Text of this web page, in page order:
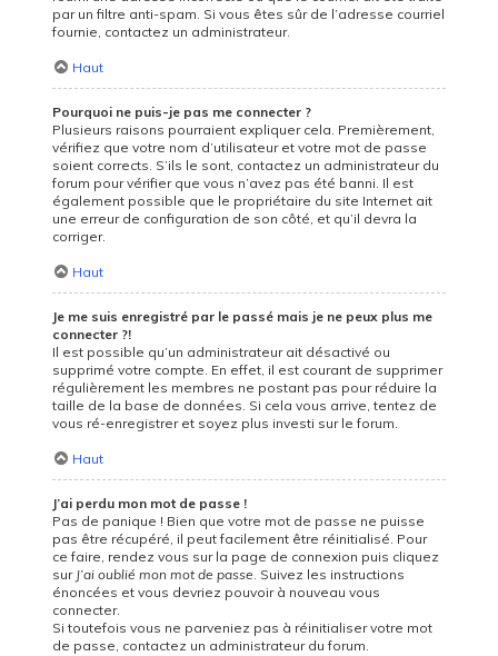
par un filtre anti-spam. Si vous êtes sûr de l’adresse courriel
fournie, contactez un administrateur.
Haut
Pourquoi ne puis-je pas me connecter ?
Plusieurs raisons pourraient expliquer cela. Premièrement,
vérifiez que votre nom d’utilisateur et votre mot de passe
soient corrects. S’ils le sont, contactez un administrateur du
forum pour vérifier que vous n’avez pas été banni. Il est
également possible que le propriétaire du site Internet ait
une erreur de configuration de son côté, et qu’il devra la
corriger.
Haut
Je me suis enregistré par le passé mais je ne peux plus me
connecter ?!
Il est possible qu’un administrateur ait désactivé ou
supprimé votre compte. En effet, il est courant de supprimer
régulièrement les membres ne postant pas pour réduire la
taille de la base de données. Si cela vous arrive, tentez de
vous ré-enregistrer et soyez plus investi sur le forum.
Haut
J’ai perdu mon mot de passe !
Pas de panique ! Bien que votre mot de passe ne puisse
pas être récupéré, il peut facilement être réinitialisé. Pour
ce faire, rendez vous sur la page de connexion puis cliquez
sur J’ai oublié mon mot de passe. Suivez les instructions
énoncées et vous devriez pouvoir à nouveau vous
connecter.
Si toutefois vous ne parveniez pas à réinitialiser votre mot
de passe, contactez un administrateur du forum.